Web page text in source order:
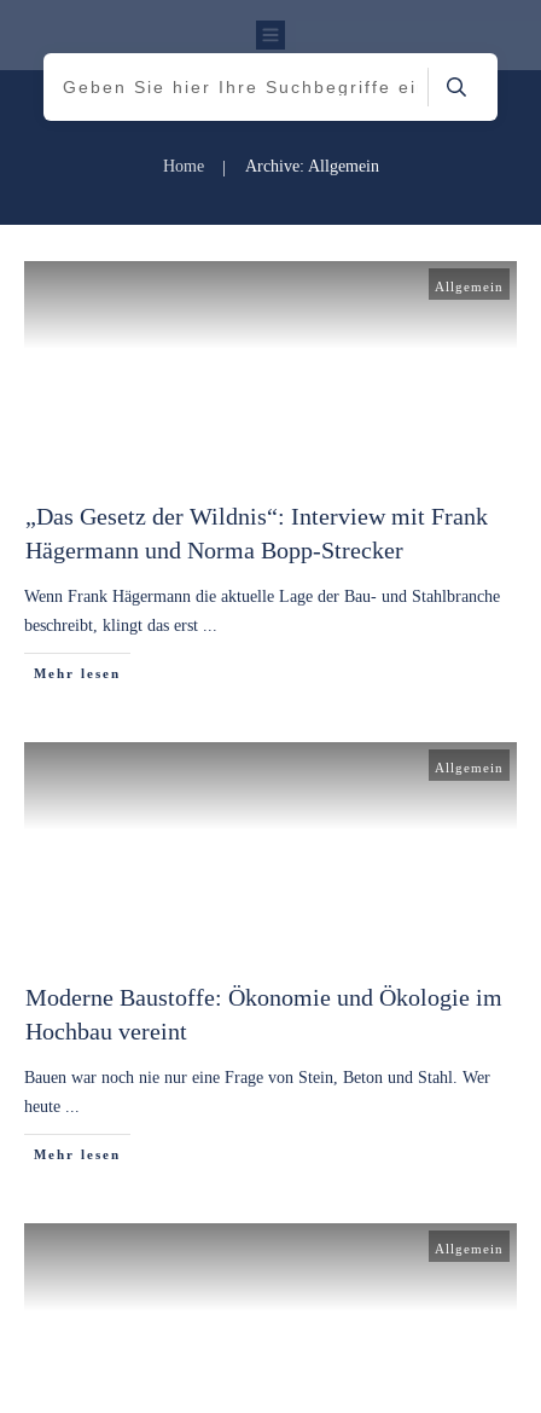
Home | Archive: Allgemein
Allgemein
„Das Gesetz der Wildnis“: Interview mit Frank
Hägermann und Norma Bopp-Strecker
Wenn Frank Hägermann die aktuelle Lage der Bau- und Stahlbranche
beschreibt, klingt das erst ...
Mehr lesen
Allgemein
Moderne Baustoffe: Ökonomie und Ökologie im
Hochbau vereint
Bauen war noch nie nur eine Frage von Stein, Beton und Stahl. Wer
heute ...
Mehr lesen
Allgemein